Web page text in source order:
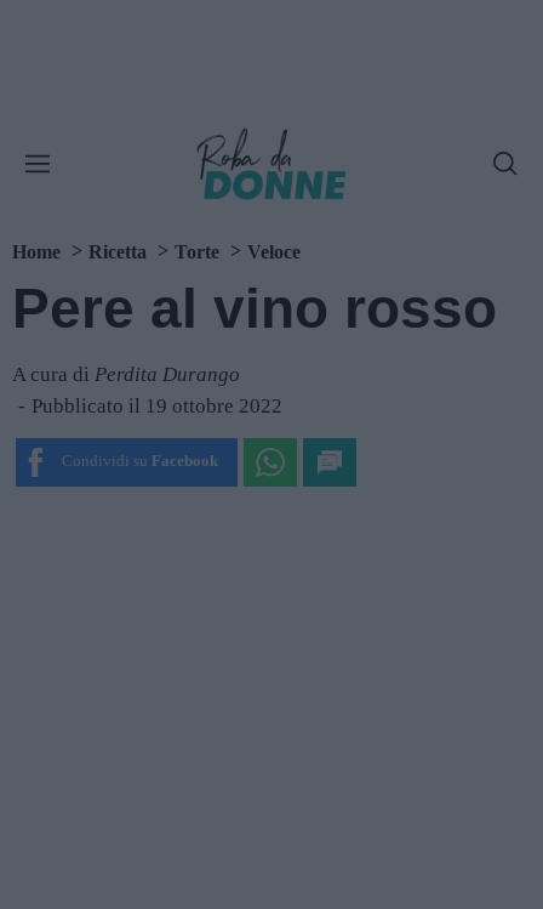
Home Ricetta Torte Veloce
Pere al vino rosso
A cura di Perdita Durango
Pubblicato il 19 ottobre 2022
Condividi su Facebook